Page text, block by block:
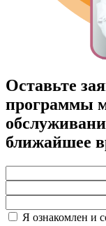
Оставьте
программы
ближайшее
Я ознакомлен и